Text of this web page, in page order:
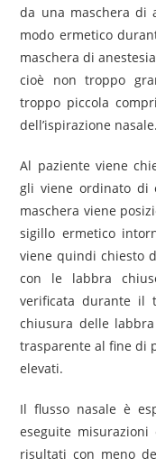
da una maschera di
modo ermetico
maschera di
cioè non troppo
troppo piccola
dell’ispirazione nasale.
Al paziente viene
gli viene ordinato di
maschera viene
sigillo ermetico
viene quindi chiesto
con le labbra
verificata durante il
chiusura delle
trasparente al fine di
elevati.
Il flusso nasale è
eseguite
risultati con meno